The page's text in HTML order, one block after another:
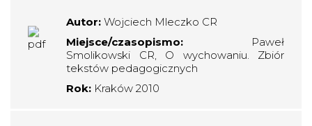
Autor: Wojciech Mleczko CR
Miejsce/czasopismo: Paweł
Smolikowski CR, O wychowaniu. Zbiór
tekstów pedagogicznych
Rok: Kraków 2010